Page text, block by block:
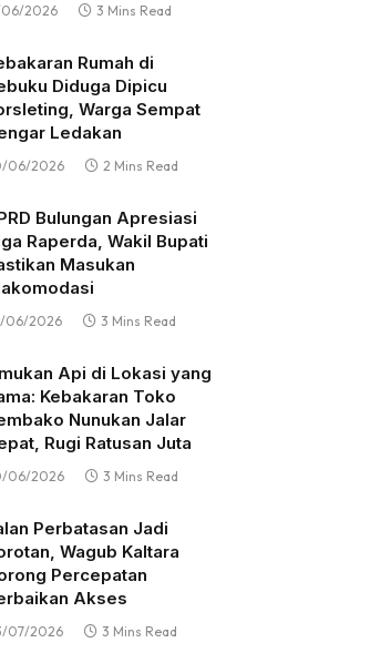
06/2026 3 Mins Read
Rumah di
Diduga Dipicu
Warga Sempat
Ledakan
06/2026 2 Mins Read
Bulungan Apresiasi
Raperda, Wakil Bupati
Masukan
06/2026 3 Mins Read
Api di Lokasi yang
Kebakaran Toko
Nunukan Jalar
Rugi Ratusan Juta
06/2026 3 Mins Read
Perbatasan Jadi
Wagub Kaltara
Percepatan
Akses
07/2026 3 Mins Read